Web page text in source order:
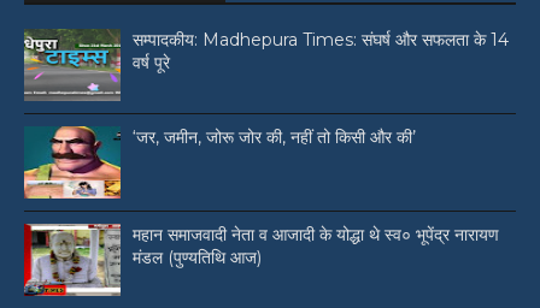
सम्पादकीय: Madhepura Times: संघर्ष और सफलता के 14
वर्ष पूरे
‘जर, जमीन, जोरू जोर की, नहीं तो किसी और की’
महान समाजवादी नेता व आजादी के योद्धा थे स्व० भूपेंद्र नारायण
मंडल (पुण्यतिथि आज)